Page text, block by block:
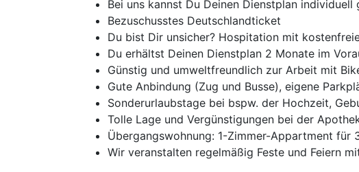
Bei uns kannst Du Deinen Dienstplan individuell
Bezuschusstes Deutschlandticket
Du bist Dir unsicher? Hospitation mit
Du erhältst Deinen Dienstplan 2 Monate im
Günstig und umweltfreundlich zur Arbeit mit
Gute Anbindung (Zug und Busse), eigene
Sonderurlaubstage bei bspw. der Hochzeit,
Tolle Lage und Vergünstigungen bei der
Übergangswohnung: 1-Zimmer-Appartment für
Wir veranstalten regelmäßig Feste und Feiern